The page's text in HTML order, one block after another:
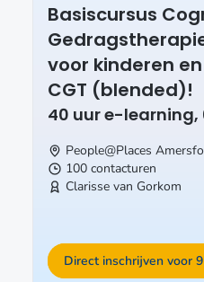
Basiscursus
voor kinderen
CGT (blended)!
40 uur e-learning,
People@Places
100 contacturen
Clarisse van Gorkom
Direct inschrijven voor